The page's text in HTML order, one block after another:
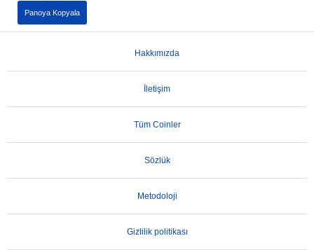
Panoya Kopyala
Hakkımızda
İletişim
Tüm Coinler
Sözlük
Metodoloji
Gizlilik politikası